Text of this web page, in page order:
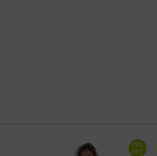
78%
OFF